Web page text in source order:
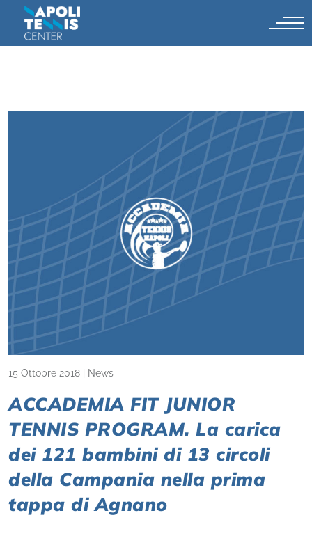
15 Ottobre 2018 News
ACCADEMIA FIT JUNIOR
TENNIS PROGRAM. La carica
dei 121 bambini di 13 circoli
della Campania nella prima
tappa di Agnano